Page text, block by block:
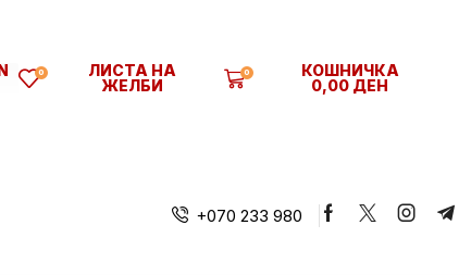
0
ЛИСТА НА
ЖЕЛБИ
0
КОШНИЧКА
0,00 ДЕН
+070 233 980